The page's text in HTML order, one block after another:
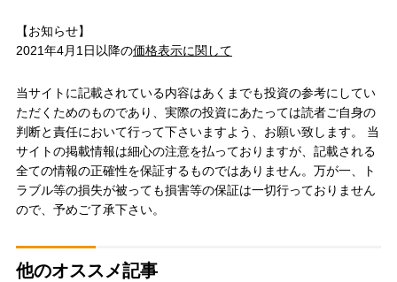
【お知らせ】
2021年4月1日以降の価格表示に関して
当サイトに記載されている内容はあくまでも投資の参考にしてい
ただくためのものであり、実際の投資にあたっては読者ご自身の
判断と責任において行って下さいますよう、お願い致します。 当
サイトの掲載情報は細心の注意を払っておりますが、記載される
全ての情報の正確性を保証するものではありません。万が一、ト
ラブル等の損失が被っても損害等の保証は一切行っておりません
ので、予めご了承下さい。
他のオススメ記事